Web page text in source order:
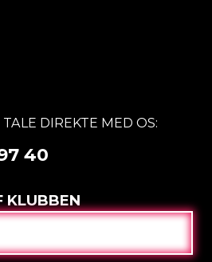
DIREKTE MED OS:
40
KLUBBEN